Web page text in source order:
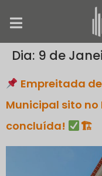
Dia: 9 de
Empreitada
Municipal sito no
concluída!
🏗